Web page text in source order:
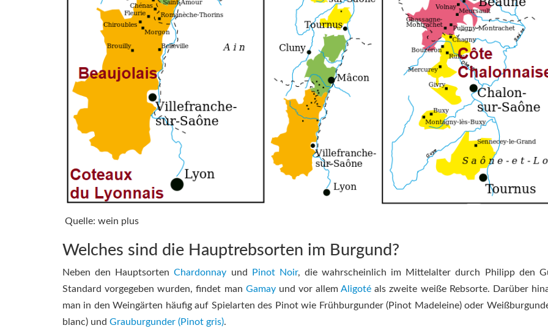
Quelle: wein plus
Welches sind die Hauptrebsorten im Burgund?
Neben den HauptsortenChardonnay und Pinot Noir, die wahrscheinlich im Mittelalter durch Philipp den
Standard vorgegeben wurden, findet man Gamayund vor allemAligoté als zweite weiße Rebsorte. Darüber
man in den Weingärten häufig auf Spielarten des Pinot wie Frühburgunder (Pinot Madeleine) oder
blanc) und Grauburgunder (Pinot gris).